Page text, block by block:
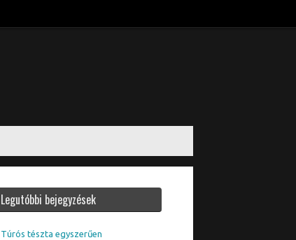
Legutóbbi bejegyzések
Túrós tészta egyszerűen